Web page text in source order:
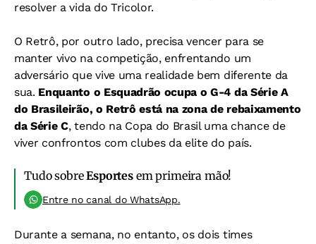
resolver a vida do Tricolor.
O Retrô, por outro lado, precisa vencer para se
manter vivo na competição, enfrentando um
adversário que vive uma realidade bem diferente da
sua. Enquanto o Esquadrão ocupa o G-4 da Série A
do Brasileirão, o Retrô está na zona de rebaixamento
da Série C, tendo na Copa do Brasil uma chance de
viver confrontos com clubes da elite do país.
Tudo sobreEsportesem primeira mão!
Entre no canal do WhatsApp.
Durante a semana, no entanto, os dois times